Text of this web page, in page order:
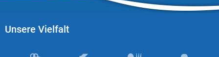
Unsere Vielfalt